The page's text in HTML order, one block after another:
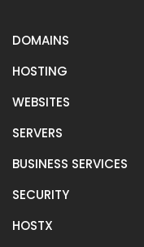
DOMAINS
HOSTING
WEBSITES
SERVERS
BUSINESS SERVICES
SECURITY
HOSTX